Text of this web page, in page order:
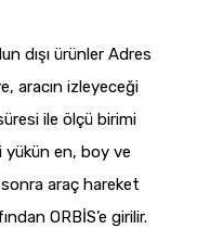
dışı ürünler Adres
aracın izleyeceği
ile ölçü birimi
yükün en, boy ve
araç hareket
ORBİS’e girilir.